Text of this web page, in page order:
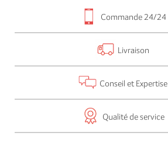
Commande 24/24
Livraison
Conseil et Expertise
Qualité de service